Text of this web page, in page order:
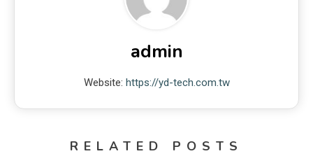
admin
Website: https://yd-tech.com.tw
RELATED POSTS